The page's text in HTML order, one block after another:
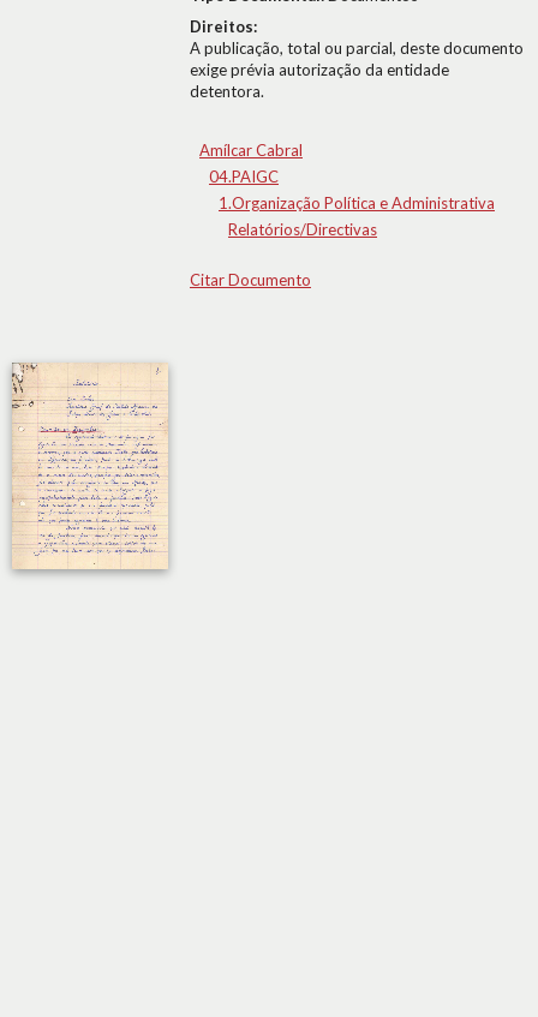
Direitos:
A publicação, total ou parcial, deste documento
exige prévia autorização da entidade
detentora.
Amílcar Cabral
04.PAIGC
1.Organização Política e Administrativa
Relatórios/Directivas
Citar Documento